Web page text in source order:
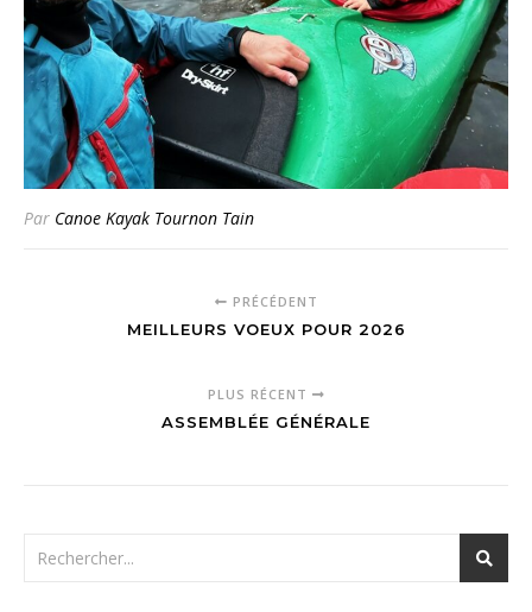
Par Canoe Kayak Tournon Tain
PRÉCÉDENT
MEILLEURS VOEUX POUR 2026
PLUS RÉCENT
ASSEMBLÉE GÉNÉRALE